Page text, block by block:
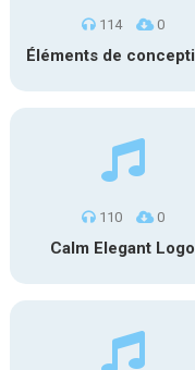
114 0
110 0
Calm Elegant Logo